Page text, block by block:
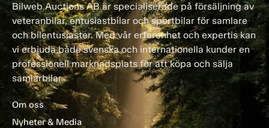
Bilweb Auctions AB är specialiserade på försäljning av
veteranbilar, entusiastbilar och sportbilar för samlare
och bilentusiaster. Med vår erfarenhet och expertis kan
vi erbjuda både svenska och internationella kunder en
professionell marknadsplats för att köpa och sälja
samlarbilar.
Om oss
Nyheter & Media